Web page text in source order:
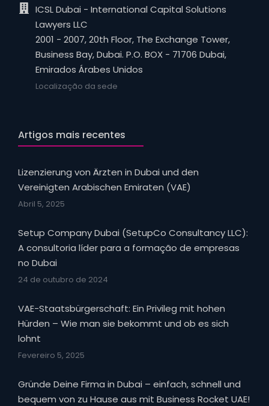
ICSL Dubai - International Capital Solutions
Lawyers LLC
2001 - 2007, 20th Floor, The Exchange Tower,
Business Bay, Dubai. P.O. BOX - 71706 Dubai,
Emirados Árabes Unidos
Localização da sede
Artigos mais recentes
Lizenzierung von Ärzten in Dubai und den
Vereinigten Arabischen Emiraten (VAE)
Abril 5, 2025
Setup Company Dubai (SetupCo Consultancy LLC):
A consultoria líder para a formação de empresas
no Dubai
24 de outubro de 2024
VAE-Staatsbürgerschaft: Ein Privileg mit hohen
Hürden – Wie man sie bekommt und ob es sich
lohnt
Fevereiro 5, 2025
Gründe Deine Firma in Dubai – einfach, schnell und
bequem von zu Hause aus mit Business Rocket UAE!